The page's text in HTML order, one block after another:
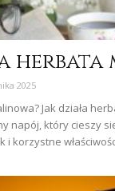
herbata
2025
Jak działa
napój, który cieszy
i korzystne